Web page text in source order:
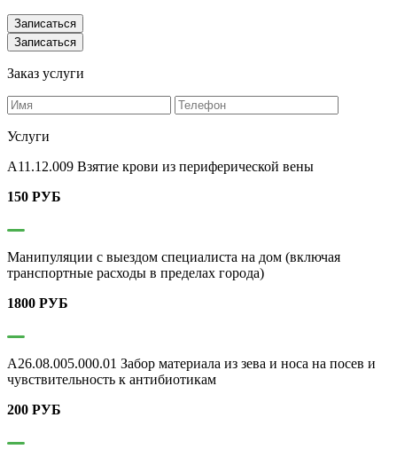
Записаться
Записаться
Заказ услуги
Услуги
А11.12.009 Взятие крови из периферической вены
150 РУБ
Манипуляции с выездом специалиста на дом (включая
транспортные расходы в пределах города)
1800 РУБ
A26.08.005.000.01 Забор материала из зева и носа на посев и
чувствительность к антибиотикам
200 РУБ